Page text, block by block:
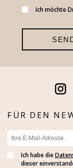
Ich möchte
FÜR DEN
Ich habe die
dieser